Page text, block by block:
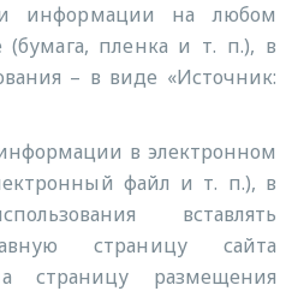
информации на любом
(бумага, пленка и т. п.), в
– в виде «Источник:
в электронном
файл и т. п.), в
вставлять
страницу сайта
размещения